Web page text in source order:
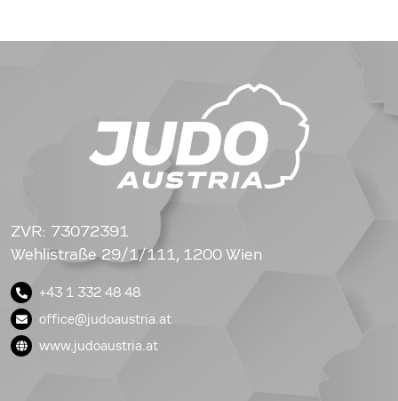
ZVR: 73072391
Wehlistraße 29/1/111, 1200 Wien
+43 1 332 48 48
office@judoaustria.at
www.judoaustria.at